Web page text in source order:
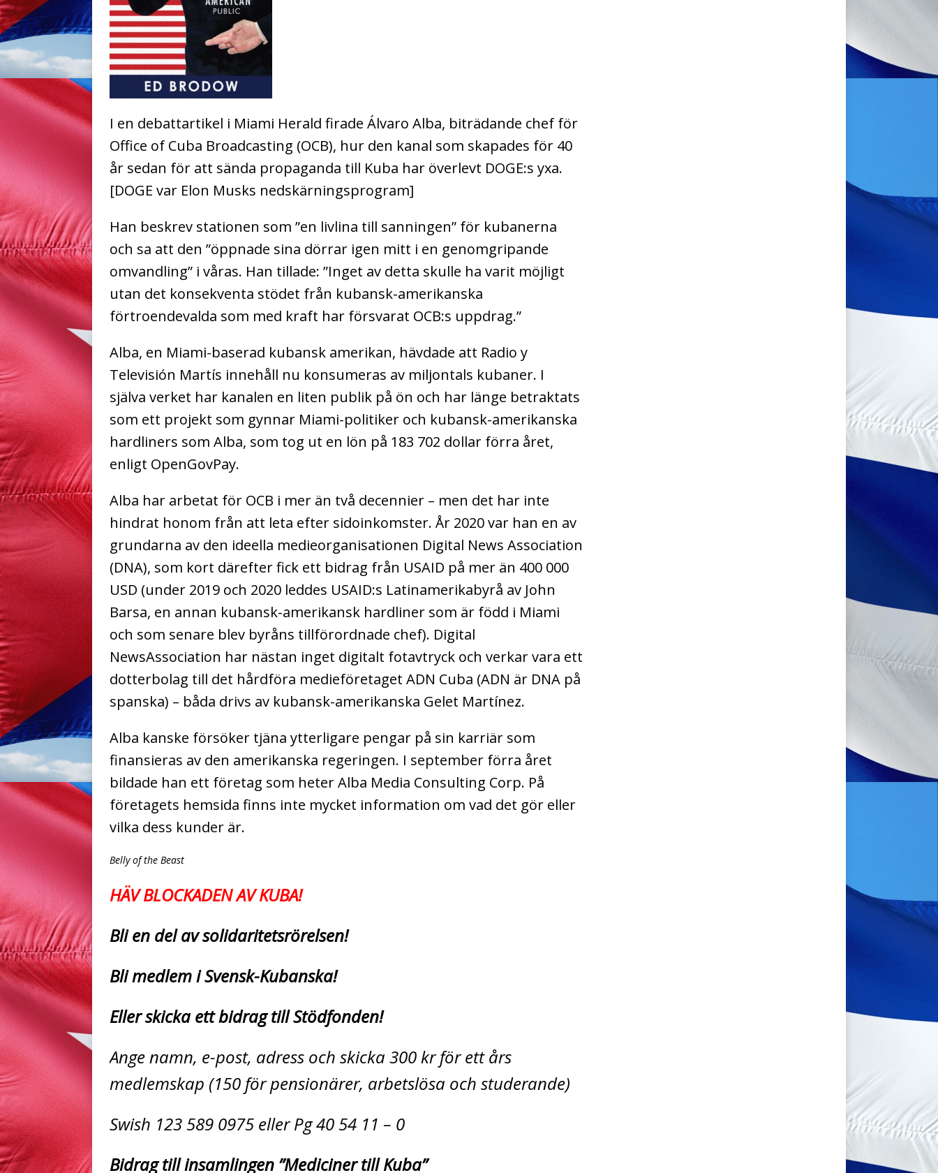
I en debattartikel i Miami Herald firade Álvaro Alba, biträdande chef för
Office of Cuba Broadcasting (OCB), hur den kanal som skapades för 40
år sedan för att sända propaganda till Kuba har överlevt DOGE:s yxa.
[DOGE var Elon Musks nedskärningsprogram]
Han beskrev stationen som ”en livlina till sanningen” för kubanerna
och sa att den ”öppnade sina dörrar igen mitt i en genomgripande
omvandling” i våras. Han tillade: ”Inget av detta skulle ha varit möjligt
utan det konsekventa stödet från kubansk-amerikanska
förtroendevalda som med kraft har försvarat OCB:s uppdrag.”
Alba, en Miami-baserad kubansk amerikan, hävdade att Radio y
Televisión Martís innehåll nu konsumeras av miljontals kubaner. I
själva verket har kanalen en liten publik på ön och har länge betraktats
som ett projekt som gynnar Miami-politiker och kubansk-amerikanska
hardliners som Alba, som tog ut en lön på 183 702 dollar förra året,
enligt OpenGovPay.
Alba har arbetat för OCB i mer än två decennier – men det har inte
hindrat honom från att leta efter sidoinkomster. År 2020 var han en av
grundarna av den ideella medieorganisationen Digital News Association
(DNA), som kort därefter fick ett bidrag från USAID på mer än 400 000
USD (under 2019 och 2020 leddes USAID:s Latinamerikabyrå av John
Barsa, en annan kubansk-amerikansk hardliner som är född i Miami
och som senare blev byråns tillförordnade chef). Digital
NewsAssociation har nästan inget digitalt fotavtryck och verkar vara ett
dotterbolag till det hårdföra medieföretaget ADN Cuba (ADN är DNA på
spanska) – båda drivs av kubansk-amerikanska Gelet Martínez.
Alba kanske försöker tjäna ytterligare pengar på sin karriär som
finansieras av den amerikanska regeringen. I september förra året
bildade han ett företag som heter Alba Media Consulting Corp. På
företagets hemsida finns inte mycket information om vad det gör eller
vilka dess kunder är.
Belly of the Beast
HÄV BLOCKADEN AV KUBA!
Bli en del av solidaritetsrörelsen!
Bli medlem i Svensk-Kubanska!
Eller skicka ett bidrag till Stödfonden!
Ange namn, e-post, adress och skicka 300 kr för ett års
medlemskap (150 för pensionärer, arbetslösa och studerande)
Swish 123 589 0975 eller Pg 40 54 11 – 0
Bidrag till insamlingen ”Mediciner till Kuba”